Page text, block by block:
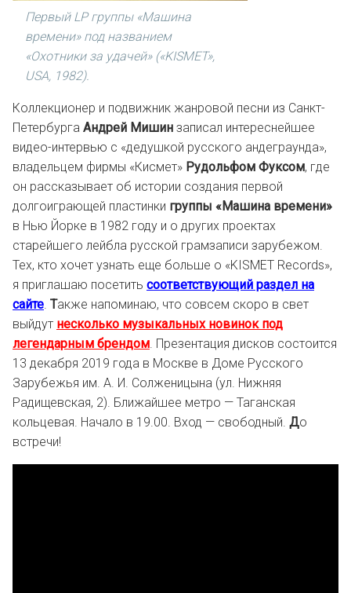
Первый LP группы «Машина
времени» под названием
«Охотники за удачей» («KISMET»,
USA, 1982).
Коллекционер и подвижник жанровой песни из Санкт-
Петербурга Андрей Мишин записал интереснейшее
видео-интервью с «дедушкой русского андеграунда»,
владельцем фирмы «Кисмет» Рудольфом Фуксом, где
он рассказывает об истории создания первой
долгоиграющей пластинки группы «Машина времени»
в Нью Йорке в 1982 году и о других проектах
старейшего лейбла русской грамзаписи зарубежом.
Тех, кто хочет узнать еще больше о «KISMET Records»,
я приглашаю посетить соответствующий раздел на
сайте. Также напоминаю, что совсем скоро в свет
выйдут несколько музыкальных новинок под
легендарным брендом. Презентация дисков состоится
13 декабря 2019 года в Москве в Доме Русского
Зарубежья им. А. И. Солженицына (ул. Нижняя
Радищевская, 2). Ближайшее метро — Таганская
кольцевая. Начало в 19.00. Вход — свободный. До
встречи!